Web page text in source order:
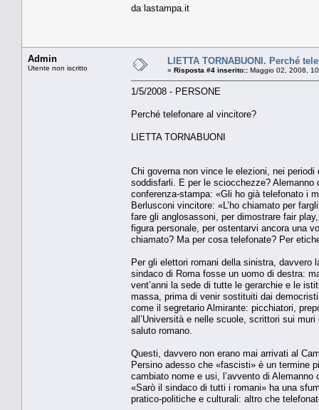
da lastampa.it
Admin
Utente non iscritto
LIETTA TORNABUONI. Perché
« Risposta #4 inserito:: Maggio 02, 2008,
1/5/2008 - PERSONE
Perché telefonare al vincitore?
LIETTA TORNABUONI
Chi governa non vince le elezioni, nei
soddisfarli. E per le sciocchezze?
conferenza-stampa: «Gli ho già telefonato i
Berlusconi vincitore: «L’ho chiamato per
fare gli anglosassoni, per dimostrare fair
figura personale, per ostentarvi ancora una
chiamato? Ma per cosa telefonate? Per
Per gli elettori romani della sinistra, davvero
sindaco di Roma fosse un uomo di destra:
vent’anni la sede di tutte le gerarchie e le
massa, prima di venir sostituiti dai
come il segretario Almirante: picchiatori,
all’Università e nelle scuole, scrittori sui
saluto romano.
Questi, davvero non erano mai arrivati al
Persino adesso che «fascisti» è un termine
cambiato nome e usi, l’avvento di
«Sarò il sindaco di tutti i romani» ha una
pratico-politiche e culturali: altro che